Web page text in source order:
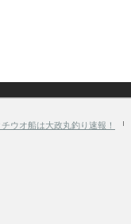
ウオ船は大政丸釣り速報！